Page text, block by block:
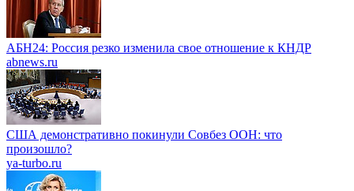
АБН24: Россия резко изменила свое отношение к КНДР
abnews.ru
США демонстративно покинули Совбез ООН: что
произошло?
ya-turbo.ru